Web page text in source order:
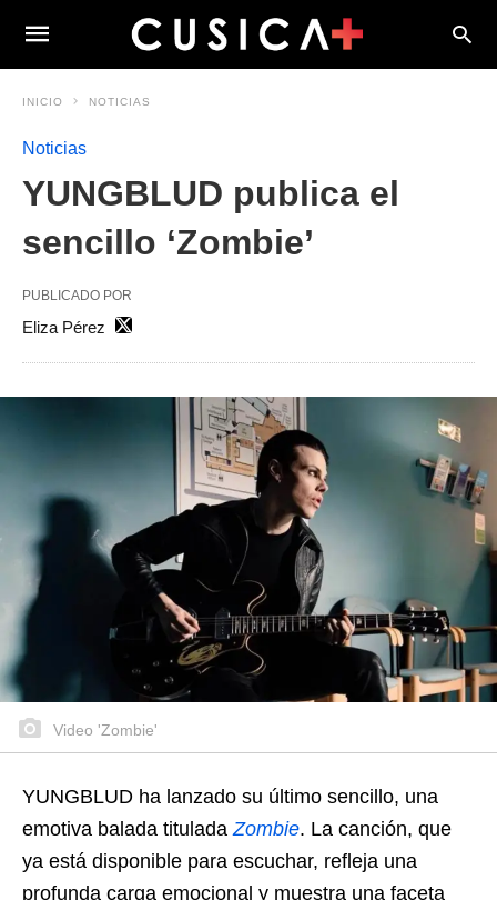
INICIO NOTICIAS
Noticias
YUNGBLUD publica el
sencillo ‘Zombie’
PUBLICADO POR
Eliza Pérez
Video 'Zombie'
YUNGBLUD ha lanzado su último sencillo, una
emotiva balada titulada Zombie. La canción, que
ya está disponible para escuchar, refleja una
profunda carga emocional y muestra una faceta